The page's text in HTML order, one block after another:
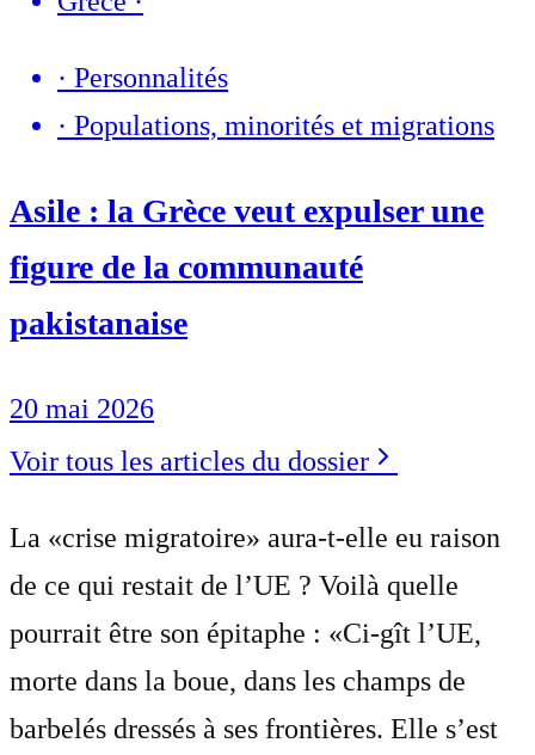
· Personnalités
· Populations, minorités et migrations
Asile : la Grèce veut expulser une
figure de la communauté
pakistanaise
20 mai 2026
Voir tous les articles du dossier
La «crise migratoire» aura-t-elle eu raison
de ce qui restait de l’UE ? Voilà quelle
pourrait être son épitaphe : «Ci-gît l’UE,
morte dans la boue, dans les champs de
barbelés dressés à ses frontières. Elle s’est